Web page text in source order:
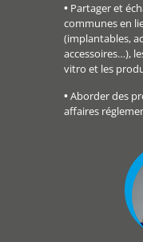
• Partager et
communes en
(implantables,
accessoires…),
vitro et les
•Aborder des
affaires